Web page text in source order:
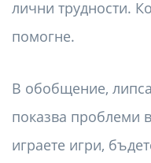
лични трудности.
помогне.
В обобщение,
показва проблеми
играете игри,